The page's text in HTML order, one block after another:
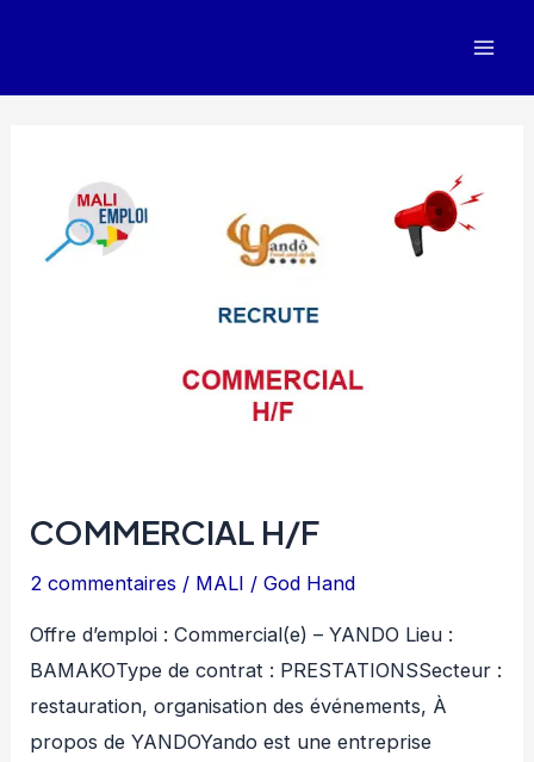
COMMERCIAL H/F
2 commentaires / MALI /God Hand
Offre d’emploi : Commercial(e) – YANDO Lieu :
BAMAKOType de contrat : PRESTATIONSSecteur :
restauration, organisation des événements, À
propos de YANDOYando est une entreprise